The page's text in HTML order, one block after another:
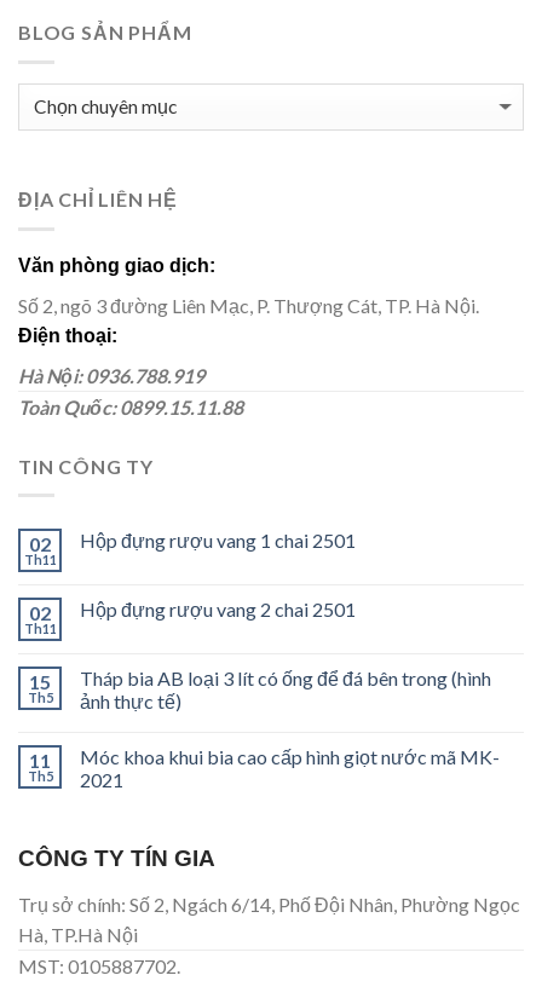
BLOG SẢN PHẨM
BLOG
SẢN
ĐỊA CHỈ LIÊN HỆ
Văn phòng giao dịch:
Số 2, ngõ 3 đường Liên Mạc, P. Thượng Cát, TP. Hà Nội.
Điện thoại:
Hà Nội: 0936.788.919
Toàn Quốc: 0899.15.11.88
TIN CÔNG TY
02
Th11
Hộp đựng rượu vang 1 chai 2501
02
Th11
Hộp đựng rượu vang 2 chai 2501
15
Th5
Tháp bia AB loại 3 lít có ống để đá bên trong (hình
ảnh thực tế)
11
Th5
Móc khoa khui bia cao cấp hình giọt nước mã MK-
2021
CÔNG TY TÍN GIA
Trụ sở chính: Số 2, Ngách 6/14, Phố Đội Nhân, Phường Ngọc
Hà, TP.Hà Nội
MST: 0105887702.